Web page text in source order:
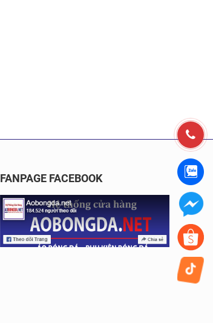
FANPAGE FACEBOOK